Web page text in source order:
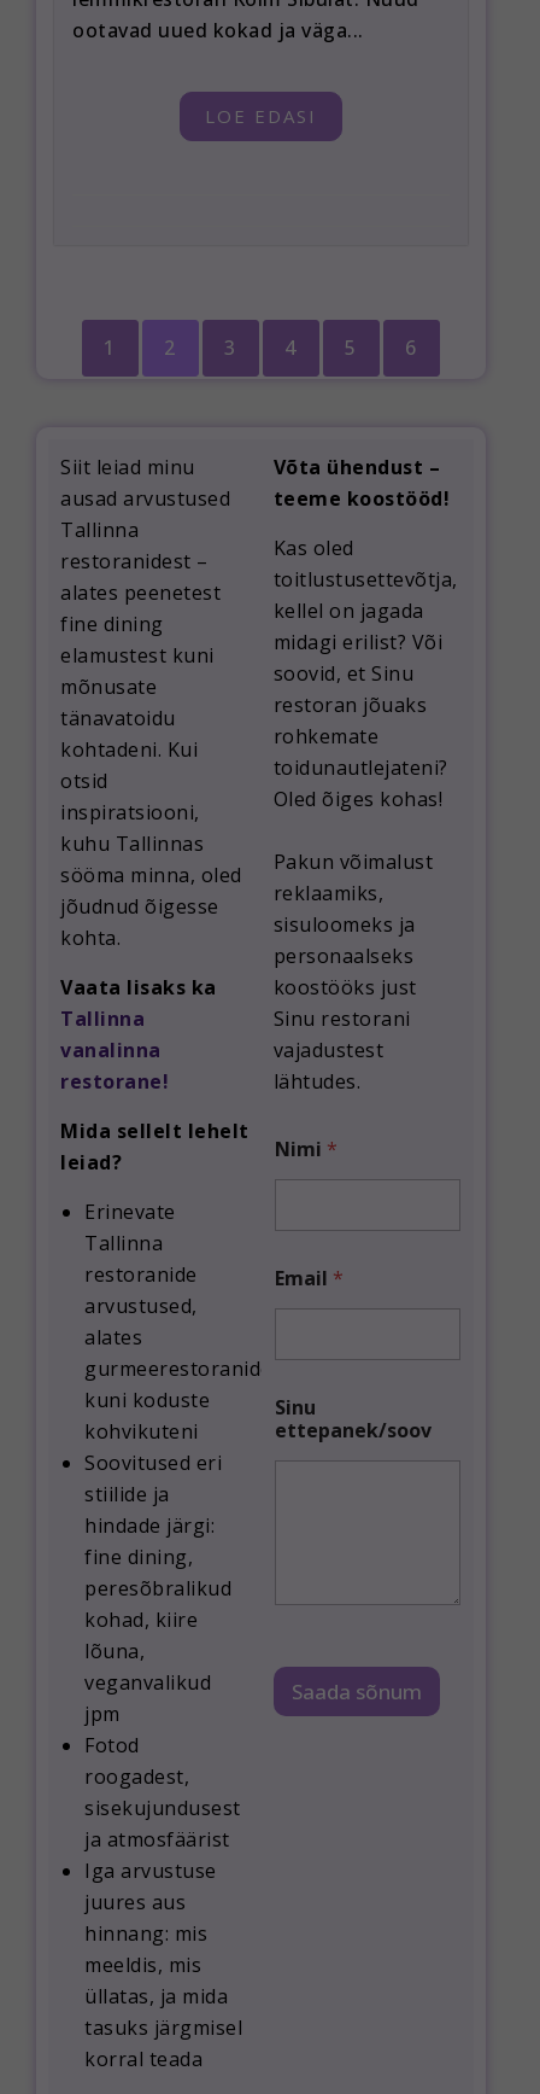
ootavad uued kokad ja väga...
LOE EDASI
1 2 3 4 5 6
Siit leiad minu
ausad arvustused
Tallinna
restoranidest –
alates peenetest
fine dining
elamustest kuni
mõnusate
tänavatoidu
kohtadeni. Kui
otsid
inspiratsiooni,
kuhu Tallinnas
sööma minna, oled
jõudnud õigesse
kohta.
Vaata lisaks ka
Tallinna
vanalinna
restorane!
Mida sellelt lehelt
leiad?
Erinevate
Tallinna
restoranide
arvustused,
alates
gurmeerestoranidest
kuni koduste
kohvikuteni
Soovitused eri
stiilide ja
hindade järgi:
fine dining,
peresõbralikud
kohad, kiire
lõuna,
veganvalikud
jpm
Fotod
roogadest,
sisekujundusest
ja atmosfäärist
Iga arvustuse
juures aus
hinnang: mis
meeldis, mis
üllatas, ja mida
tasuks järgmisel
korral teada
Võta ühendust –
teeme koostööd!
Kas oled
toitlustusettevõtja,
kellel on jagada
midagi erilist? Või
soovid, et Sinu
restoran jõuaks
rohkemate
toidunautlejateni?
Oled õiges kohas!
Pakun võimalust
reklaamiks,
sisuloomeks ja
personaalseks
koostööks just
Sinu restorani
vajadustest
lähtudes.
i
n
n
u
E
a
l
Nimi *
Email *
Sinu
ettepanek/soov
Saada sõnum